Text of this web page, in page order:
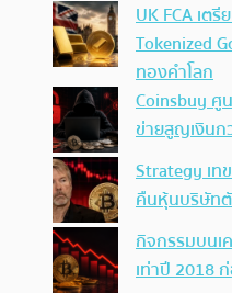
UK FCA เต
Tokenized
ทองคำโลก
Coinsbuy ศู
ข่ายสูญเงินก
Strategy เท
คืนหุ้นบริษัทตั
กิจกรรมบนเ
เท่าปี 2018